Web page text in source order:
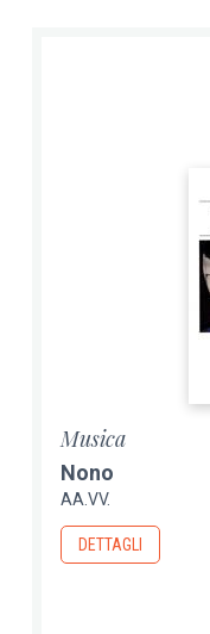
Musica
Nono
AA.VV.
DETTAGLI